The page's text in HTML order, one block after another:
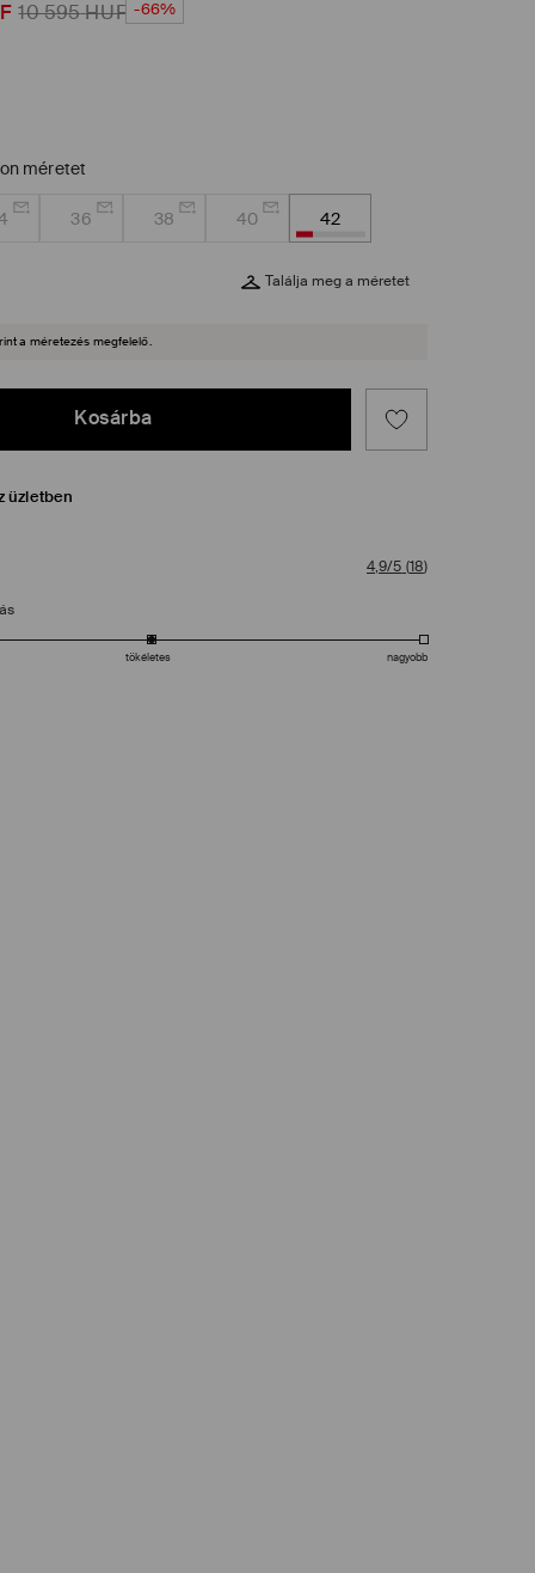
10 595HUF -66%
méretet
36 38 40 42
Találja meg a méretet
a méretezés megfelelő.
Kosárba
üzletben
4,9/5 (18)
tökéletes nagyobb